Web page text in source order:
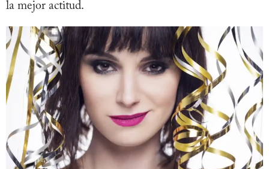
la mejor actitud.